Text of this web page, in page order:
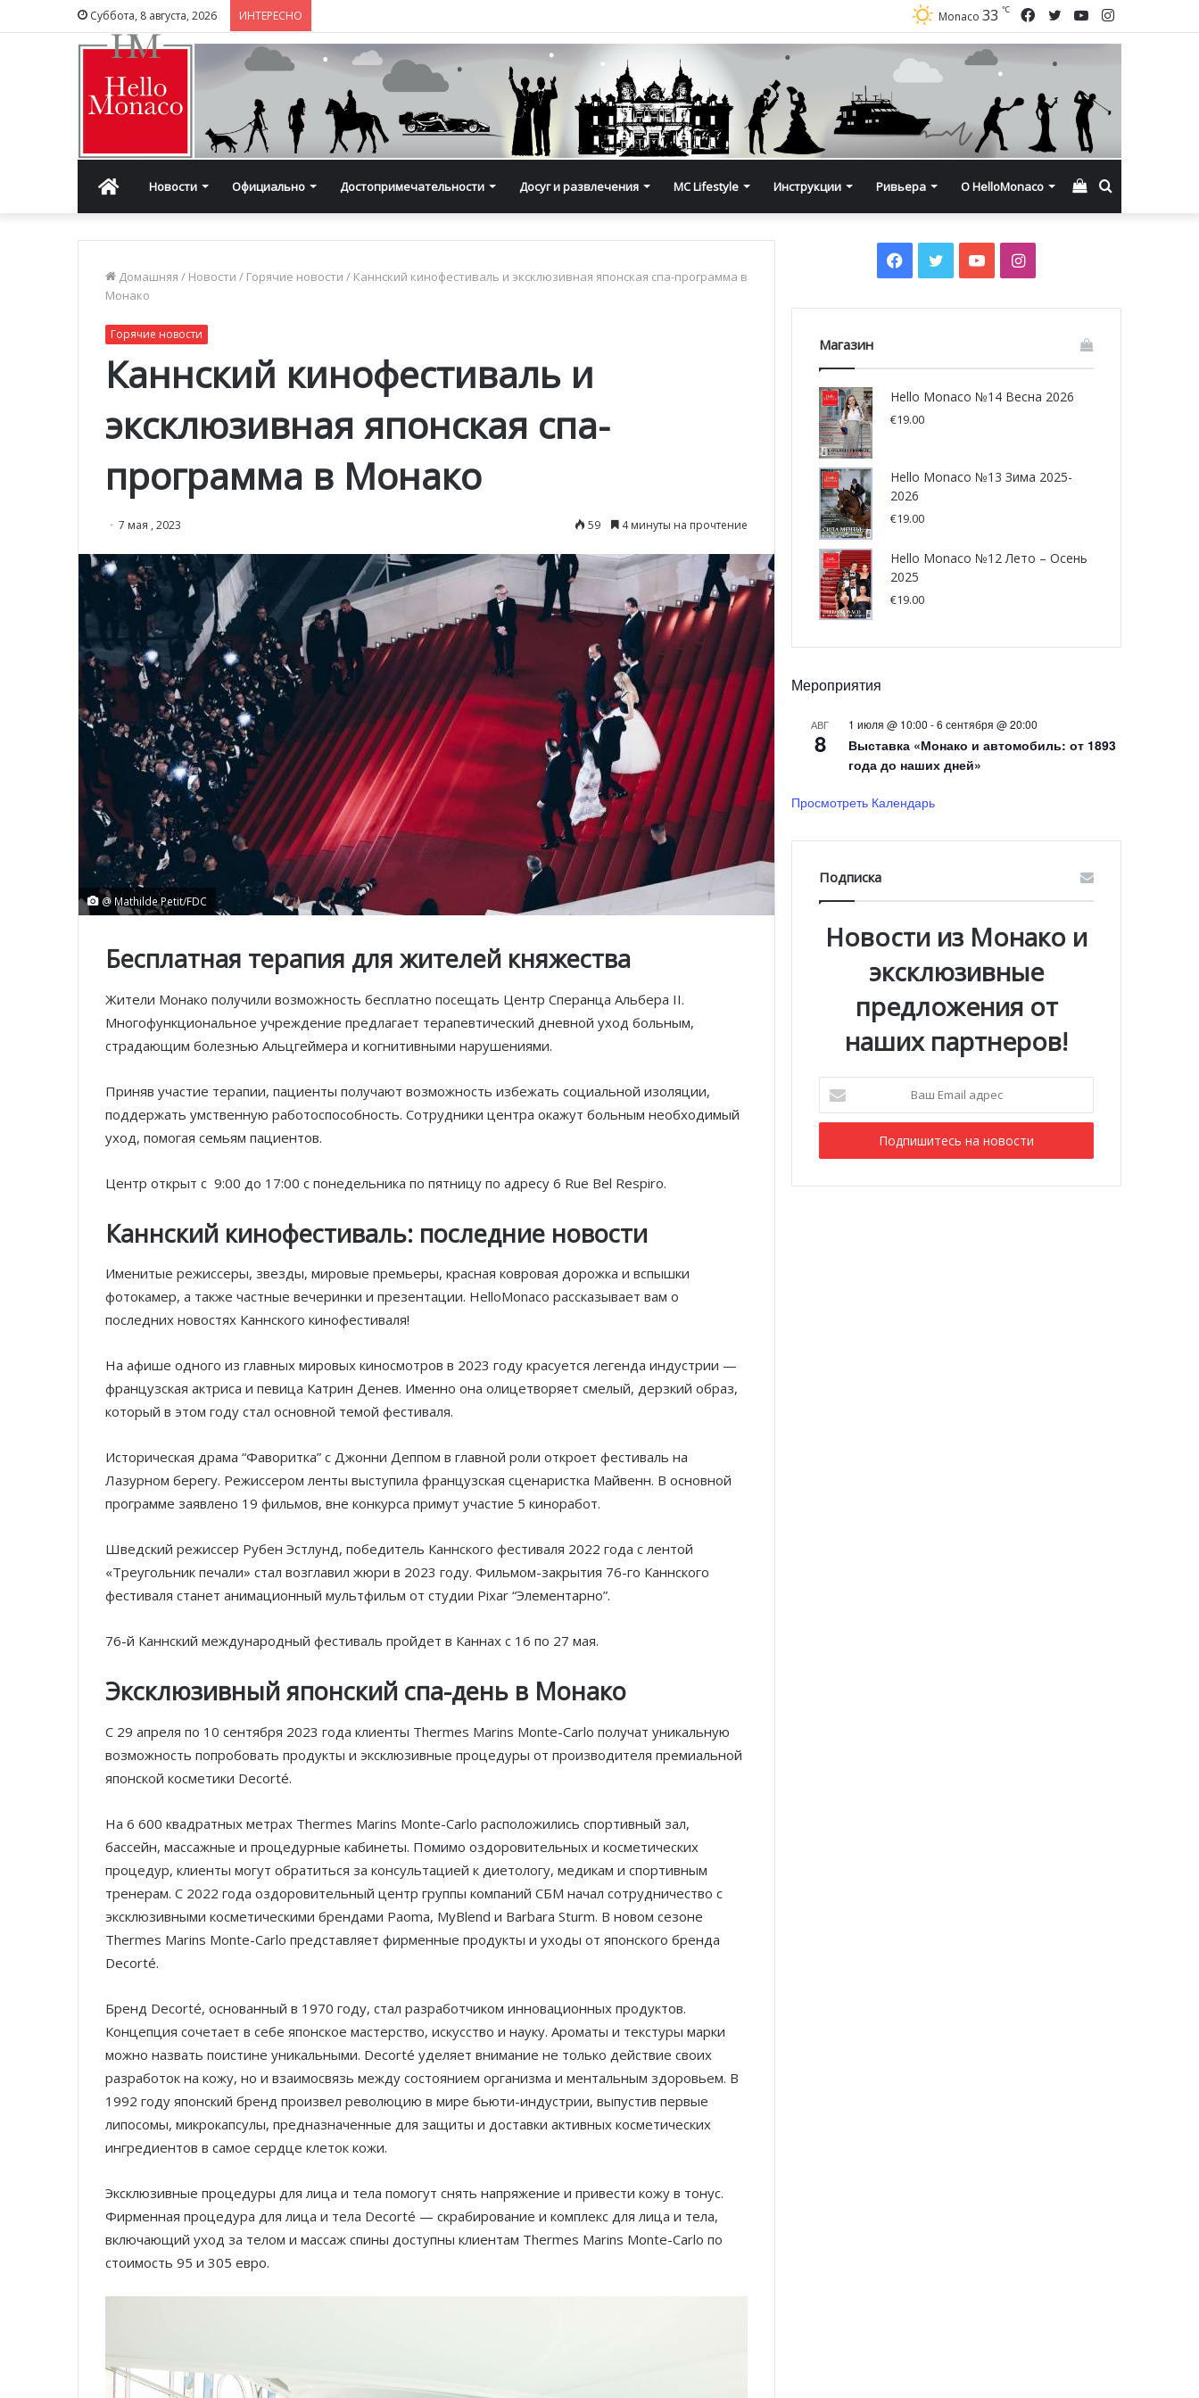
Суббота, 8 августа, 2026 ИНТЕРЕСНО Instagram
YouTube
Twitter
Facebook
Monaco 33 ℃
ГлавнаяНовости Официально Достопримечательности Досуг и развлечения MC Lifestyle Инструкции Ривьера О HelloMonaco Смотреть
Домашняя / Новости / Горячие новости / Каннский кинофестиваль и эксклюзивная японская спа-программа в
Монако
Горячие новости
Каннский кинофестиваль и
эксклюзивная японская спа-
программа в Монако
7 мая , 2023 59 4 минуты на прочтение
@ Mathilde Petit/FDC
Бесплатная терапия для жителей княжества
Жители Монако получили возможность бесплатно посещать Центр Сперанца Альбера II.
Многофункциональное учреждение предлагает терапевтический дневной уход больным,
страдающим болезнью Альцгеймера и когнитивными нарушениями.
Приняв участие терапии, пациенты получают возможность избежать социальной изоляции,
поддержать умственную работоспособность. Сотрудники центра окажут больным необходимый
уход, помогая семьям пациентов.
Центр открыт с 9:00 до 17:00 с понедельника по пятницу по адресу ​​6 Rue Bel Respiro.
Каннский кинофестиваль: последние новости
Именитые режиссеры, звезды, мировые премьеры, красная ковровая дорожка и вспышки
фотокамер, а также частные вечеринки и презентации. HelloMonaco рассказывает вам о
последних новостях Каннского кинофестиваля!
На афише одного из главных мировых киносмотров в 2023 году красуется легенда индустрии —
французская актриса и певица Катрин Денев. Именно она олицетворяет смелый, дерзкий образ,
который в этом году стал основной темой фестиваля.
Историческая драма “Фаворитка” с Джонни Деппом в главной роли откроет фестиваль на
Лазурном берегу. Режиссером ленты выступила французская сценаристка Майвенн. В основной
программе заявлено 19 фильмов, вне конкурса примут участие 5 киноработ.
Шведский режиссер Рубен Эстлунд, победитель Каннского фестиваля 2022 года с лентой
«Треугольник печали» стал возглавил жюри в 2023 году. Фильмом-закрытия 76-го Каннского
фестиваля станет анимационный мультфильм от студии Pixar “Элементарно”.
76-й Каннский международный фестиваль пройдет в Каннах с 16 по 27 мая.
Эксклюзивный японский спа-день в Монако
С 29 апреля по 10 сентября 2023 года клиенты Thermes Marins Monte-Carlo получат уникальную
возможность попробовать продукты и эксклюзивные процедуры от производителя премиальной
японской косметики Decorté.
На 6 600 квадратных метрах Thermes Marins Monte-Carlo расположились спортивный зал,
бассейн, массажные и процедурные кабинеты. Помимо оздоровительных и косметических
процедур, клиенты могут обратиться за консультацией к диетологу, медикам и спортивным
тренерам. С 2022 года оздоровительный центр группы компаний СБМ начал сотрудничество с
эксклюзивными косметическими брендами Paoma, MyBlend и Barbara Sturm. В новом сезоне
Thermes Marins Monte-Carlo представляет фирменные продукты и уходы от японского бренда
Decorté.
Бренд Decorté, основанный в 1970 году, стал разработчиком инновационных продуктов.
Концепция сочетает в себе японское мастерство, искусство и науку. Ароматы и текстуры марки
можно назвать поистине уникальными. Decorté уделяет внимание не только действие своих
разработок на кожу, но и взаимосвязь между состоянием организма и ментальным здоровьем. В
1992 году японский бренд произвел революцию в мире бьюти-индустрии, выпустив первые
липосомы, микрокапсулы, предназначенные для защиты и доставки активных косметических
ингредиентов в самое сердце клеток кожи.
Эксклюзивные процедуры для лица и тела помогут снять напряжение и привести кожу в тонус.
Фирменная процедура для лица и тела Decorté — скрабирование и комплекс для лица и тела,
включающий уход за телом и массаж спины доступны клиентам Thermes Marins Monte-Carlo по
стоимость 95 и 305 евро.
Facebook
TwitterYouTubeInstagram
Магазин
Hello Monaco №14 Весна 2026
€19.00
Hello Monaco №13 Зима 2025-
2026
€19.00
Hello Monaco №12 Лето – Осень
2025
€19.00
Мероприятия
АВГ
8
1 июля @ 10:00 -6 сентября @ 20:00
Выставка «Монако и автомобиль: от 1893
года до наших дней»
Просмотреть Календарь
Подписка
Новости из Монако и
эксклюзивные
предложения от
наших партнеров!
Email
адрес